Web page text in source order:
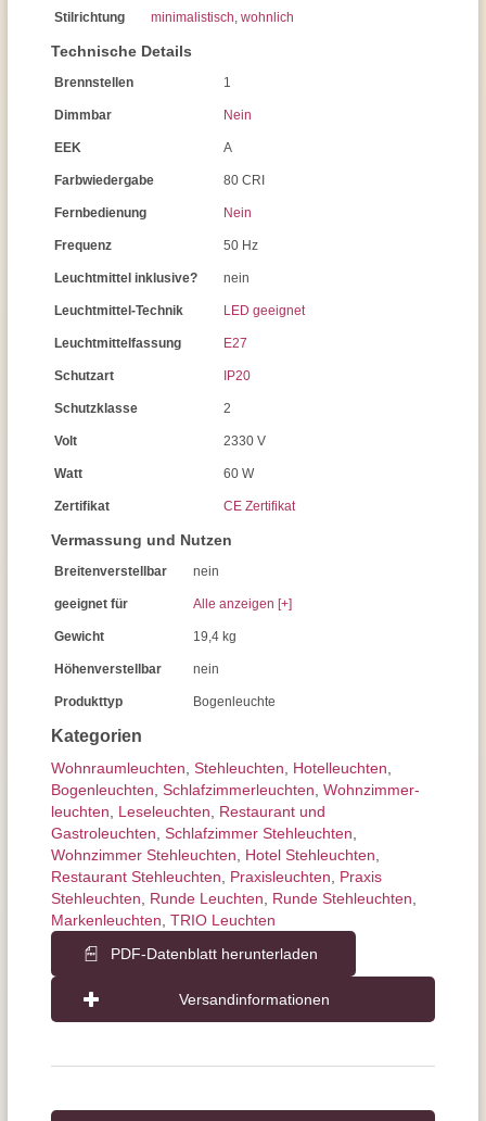
Kategorien
Wohnraum­leuchten Stehleuchten Hotelleuchten
Bogenleuchten Schlafzimmer­leuchten Wohnzimmer­
leuchten
Leseleuchten
Restaurant und
Gastroleuchten Schlafzimmer Stehleuchten
Wohnzimmer Stehleuchten
Hotel Stehleuchten
Restaurant Stehleuchten
Praxisleuchten
Praxis
Stehleuchten
Runde Leuchten Runde Stehleuchten
Markenleuchten TRIO Leuchten
PDF-Datenblatt herunterladen
Versandinformationen
Stilrichtung minimalistisch, wohnlich
Technische Details
Brennstellen 1
Dimmbar Nein
EEK A
Farbwiedergabe 80 CRI
Fernbedienung Nein
Frequenz 50 Hz
Leuchtmittel inklusive? nein
Leuchtmittel-Technik LED geeignet
Leuchtmittelfassung E27
Schutzart IP20
Schutzklasse 2
Volt 2330 V
Watt 60 W
Zertifikat CE Zertifikat
Vermassung und Nutzen
Breitenverstellbar nein
geeignet für Alle anzeigen [+]
Gewicht 19,4 kg
Höhenverstellbar nein
Produkttyp Bogenleuchte